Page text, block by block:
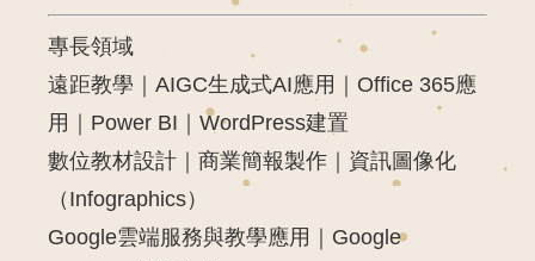
專長領域
遠距教學｜ AIGC生成式AI應用｜ Office 365應
用｜ Power BI｜ WordPress建置
數位教材設計｜ 商業簡報製作｜ 資訊圖像化
（ Infographics）
Google雲端服務與教學應用｜ Google